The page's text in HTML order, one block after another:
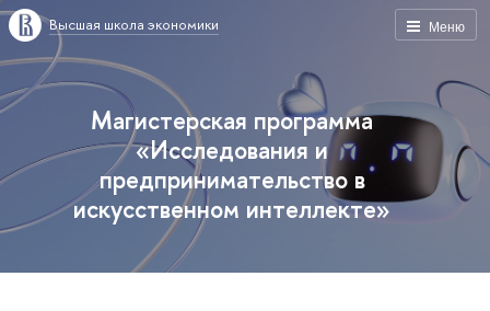
Меню
Высшая школа экономики
Магистерская программа
«Исследования и
предпринимательство в
искусственном интеллекте»